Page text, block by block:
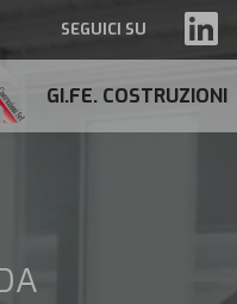
SEGUICI SU
GI.FE. COSTRUZIONI